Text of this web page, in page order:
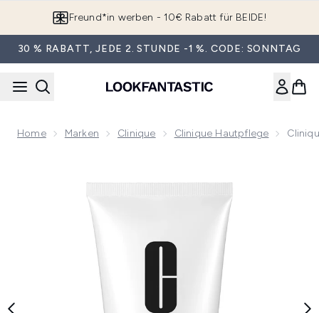
App downloaden & Extra-Rabatte erhalten*
30 % RABATT, JEDE 2. STUNDE -1 %. CODE: SONNTAG
Home Marken Clinique Clinique Hautpflege